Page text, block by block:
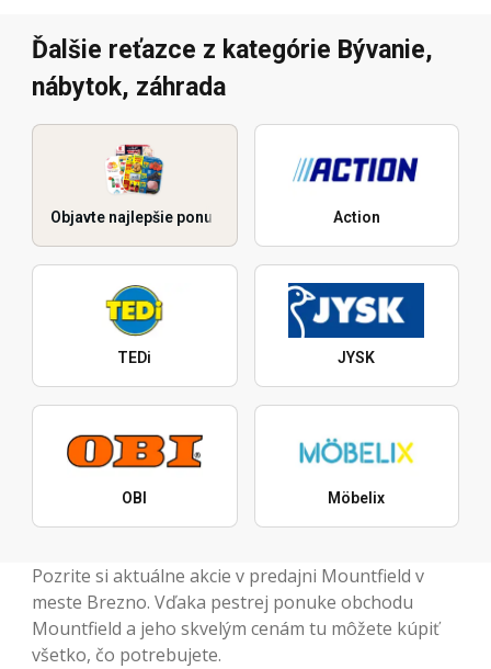
Ďalšie reťazce z kategórie Bývanie,
nábytok, záhrada
Objavte najlepšie ponuky Action
TEDi JYSK
OBI Möbelix
Pozrite si aktuálne akcie v predajni Mountfield v
meste Brezno. Vďaka pestrej ponuke obchodu
Mountfield a jeho skvelým cenám tu môžete kúpiť
všetko, čo potrebujete.